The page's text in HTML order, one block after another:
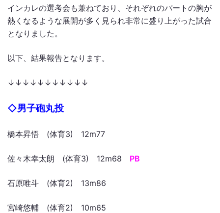
インカレの選考会も兼ねており、それぞれのパートの胸が
熱くなるような展開が多く見られ非常に盛り上がった試合
となりました。
以下、結果報告となります。
↓↓↓↓↓↓↓↓↓↓↓
◇男子砲丸投
橋本昇悟 (体育3) 12m77
佐々木幸太朗 (体育3) 12m68 PB
石原唯斗 (体育2) 13m86
宮崎悠輔 (体育2) 10m65